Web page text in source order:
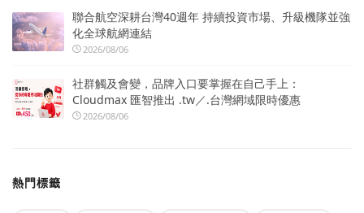
聯合航空深耕台灣40週年 持續投資市場、升級機隊並強
化全球航網連結
2026/08/06
社群觸及會變，品牌入口要掌握在自己手上：
Cloudmax 匯智推出 .tw／.台灣網域限時優惠
2026/08/06
熱門標籤